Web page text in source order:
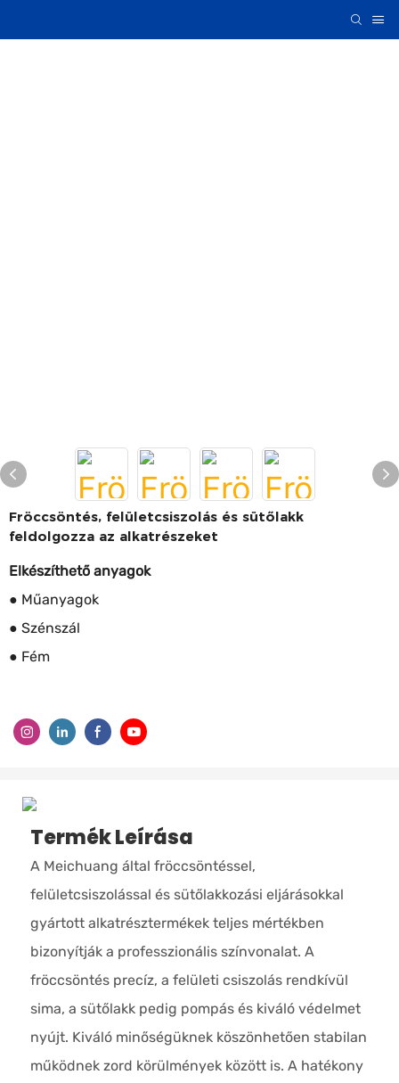
Fröccsöntés, felületcsiszolás és sütőlakk
feldolgozza az alkatrészeket
Elkészíthető anyagok
● Műanyagok
● Szénszál
● Fém
Termék Leírása
A Meichuang által fröccsöntéssel,
felületcsiszolással és sütőlakkozási eljárásokkal
gyártott alkatrésztermékek teljes mértékben
bizonyítják a professzionális színvonalat. A
fröccsöntés precíz, a felületi csiszolás rendkívül
sima, a sütőlakk pedig pompás és kiváló védelmet
nyújt. Kiváló minőségüknek köszönhetően stabilan
működnek zord körülmények között is. A hatékony